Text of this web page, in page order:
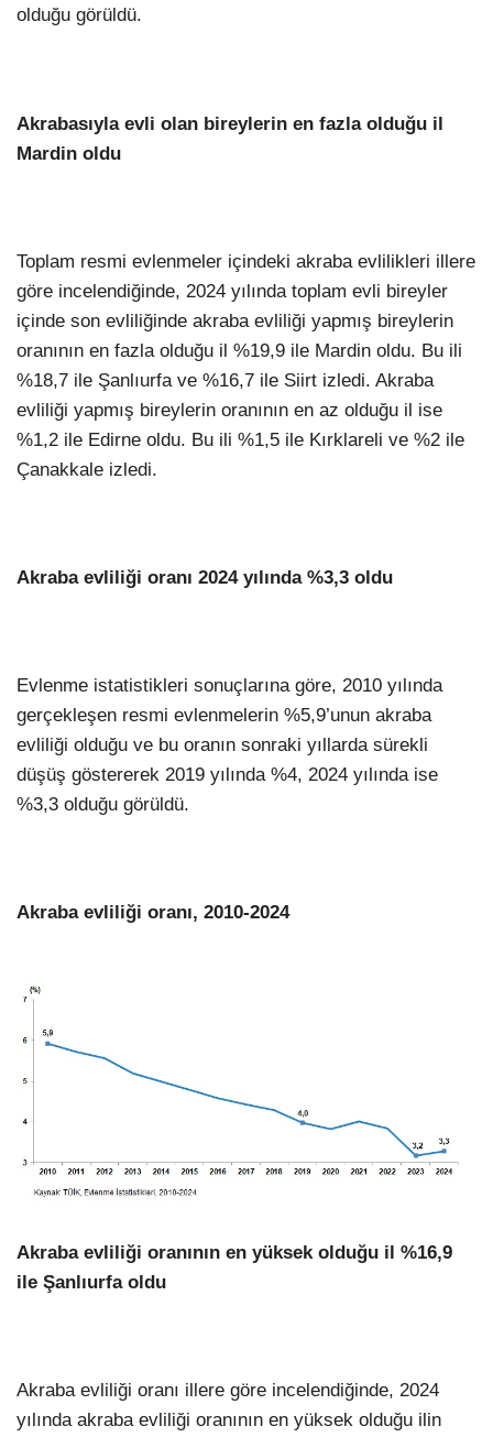
olduğu görüldü.
Akrabasıyla evli olan bireylerin en fazla olduğu il
Mardin oldu
Toplam resmi evlenmeler içindeki akraba evlilikleri illere
göre incelendiğinde, 2024 yılında toplam evli bireyler
içinde son evliliğinde akraba evliliği yapmış bireylerin
oranının en fazla olduğu il %19,9 ile Mardin oldu. Bu ili
%18,7 ile Şanlıurfa ve %16,7 ile Siirt izledi. Akraba
evliliği yapmış bireylerin oranının en az olduğu il ise
%1,2 ile Edirne oldu. Bu ili %1,5 ile Kırklareli ve %2 ile
Çanakkale izledi.
Akraba evliliği oranı 2024 yılında %3,3 oldu
Evlenme istatistikleri sonuçlarına göre, 2010 yılında
gerçekleşen resmi evlenmelerin %5,9’unun akraba
evliliği olduğu ve bu oranın sonraki yıllarda sürekli
düşüş göstererek 2019 yılında %4, 2024 yılında ise
%3,3 olduğu görüldü.
Akraba evliliği oranı, 2010-2024
Akraba evliliği oranının en yüksek olduğu il %16,9
ile Şanlıurfa oldu
Akraba evliliği oranı illere göre incelendiğinde, 2024
yılında akraba evliliği oranının en yüksek olduğu ilin